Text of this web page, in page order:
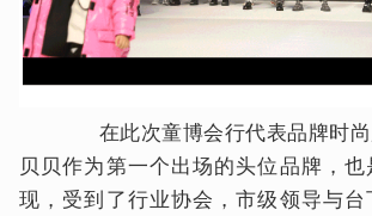
在此次童博会行代表品牌时尚
贝贝作为第一个出场的头位品牌，
现，受到了行业协会，市级领导与